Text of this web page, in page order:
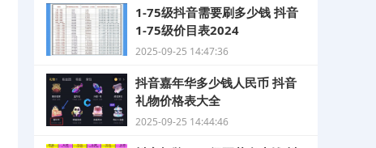
1-75级抖音需要刷多少钱 抖音
1-75级价目表2024
2025-09-25 14:47:36
抖音嘉年华多少钱人民币 抖音
礼物价格表大全
2025-09-25 14:44:46